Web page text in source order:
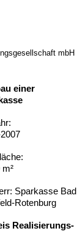
mbH
einer
m²
Sparkasse Bad
Rotenburg
Realisierungs-